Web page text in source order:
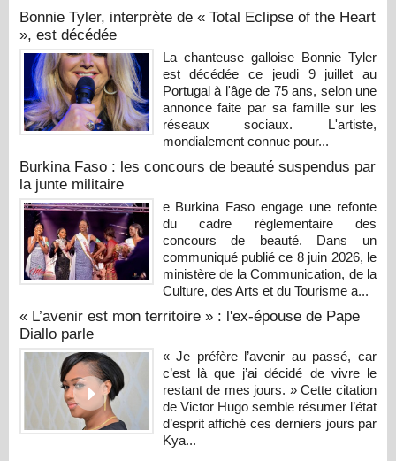
Bonnie Tyler, interprète de « Total Eclipse of the Heart
», est décédée
La chanteuse galloise Bonnie Tyler
est décédée ce jeudi 9 juillet au
Portugal à l'âge de 75 ans, selon une
annonce faite par sa famille sur les
réseaux sociaux. L'artiste,
mondialement connue pour...
Burkina Faso : les concours de beauté suspendus par
la junte militaire
e Burkina Faso engage une refonte
du cadre réglementaire des
concours de beauté. Dans un
communiqué publié ce 8 juin 2026, le
ministère de la Communication, de la
Culture, des Arts et du Tourisme a...
« L’avenir est mon territoire » : l'ex-épouse de Pape
Diallo parle
« Je préfère l’avenir au passé, car
c’est là que j’ai décidé de vivre le
restant de mes jours. » Cette citation
de Victor Hugo semble résumer l’état
d’esprit affiché ces derniers jours par
Kya...